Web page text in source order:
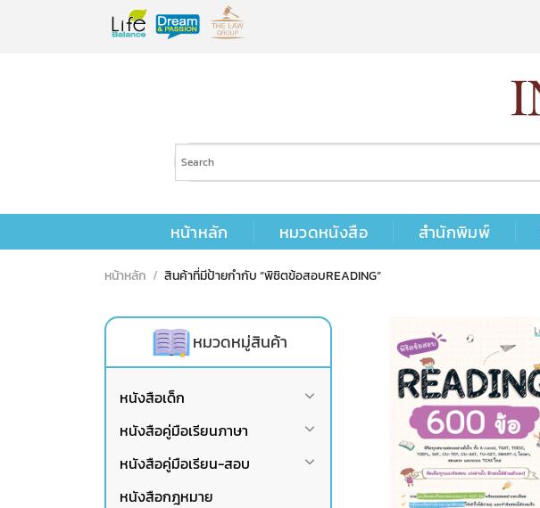
หน้าหลัก หมวดหนังสือ สำนักพิมพ์
หน้าหลัก / สินค้าที่มีป้ายกำกับ “พิชิตข้อสอบREADING”
หมวดหมู่สินค้า
หนังสือเด็ก
หนังสือคู่มือเรียนภาษา
หนังสือคู่มือเรียน-สอบ
หนังสือกฎหมาย